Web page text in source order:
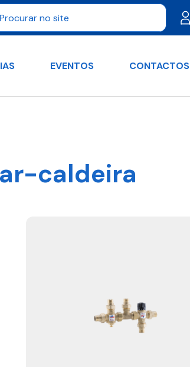
EVENTOS CONTACTOS
caldeira